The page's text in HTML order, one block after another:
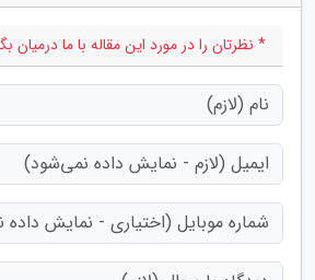
* نظرتان را در مورد این مقاله با ما درمیان